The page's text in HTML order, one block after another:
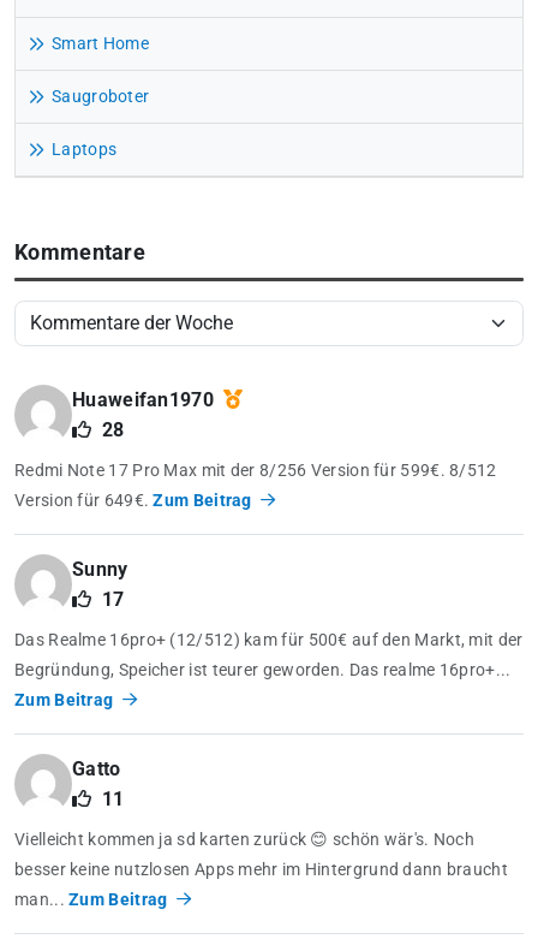
Smart Home
Saugroboter
Laptops
Kommentare
Huaweifan1970
28
Redmi Note 17 Pro Max mit der 8/256 Version für 599€. 8/512
Version für 649€.Zum Beitrag
Sunny
17
Das Realme 16pro+ (12/512) kam für 500€ auf den Markt, mit der
Begründung, Speicher ist teurer geworden. Das realme 16pro+...
Zum Beitrag
Gatto
11
Vielleicht kommen ja sd karten zurück 😊 schön wär's. Noch
besser keine nutzlosen Apps mehr im Hintergrund dann braucht
man...Zum Beitrag